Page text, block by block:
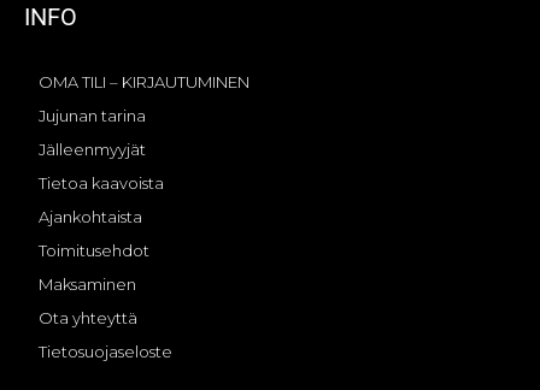
INFO
OMA TILI – KIRJAUTUMINEN
Jujunan tarina
Jälleenmyyjät
Tietoa kaavoista
Ajankohtaista
Toimitusehdot
Maksaminen
Ota yhteyttä
Tietosuojaseloste